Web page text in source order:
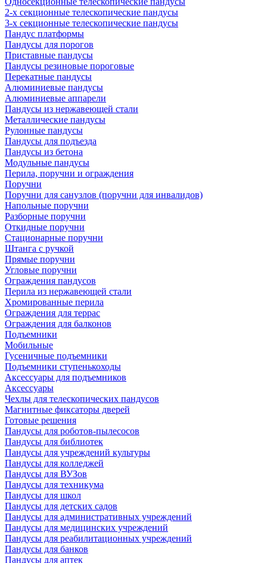
2-х секционные телескопические пандусы
3-х секционные телескопические пандусы
Пандус платформы
Пандусы для порогов
Приставные пандусы
Пандусы резиновые пороговые
Перекатные пандусы
Алюминиевые пандусы
Алюминиевые аппарели
Пандусы из нержавеющей стали
Металлические пандусы
Рулонные пандусы
Пандусы для подъезда
Пандусы из бетона
Модульные пандусы
Перила, поручни и ограждения
Поручни
Поручни для санузлов (поручни для инвалидов)
Напольные поручни
Разборные поручни
Откидные поручни
Стационарные поручни
Штанга с ручкой
Прямые поручни
Угловые поручни
Ограждения пандусов
Перила из нержавеющей стали
Хромированные перила
Ограждения для террас
Ограждения для балконов
Подъемники
Мобильные
Гусеничные подъемники
Подъемники ступенькоходы
Аксессуары для подъемников
Аксессуары
Чехлы для телескопических пандусов
Магнитные фиксаторы дверей
Готовые решения
Пандусы для роботов-пылесосов
Пандусы для библиотек
Пандусы для учреждений культуры
Пандусы для колледжей
Пандусы для ВУЗов
Пандусы для техникума
Пандусы для школ
Пандусы для детских садов
Пандусы для административных учреждений
Пандусы для медицинских учреждений
Пандусы для реабилитационных учреждений
Пандусы для банков
Пандусы для аптек